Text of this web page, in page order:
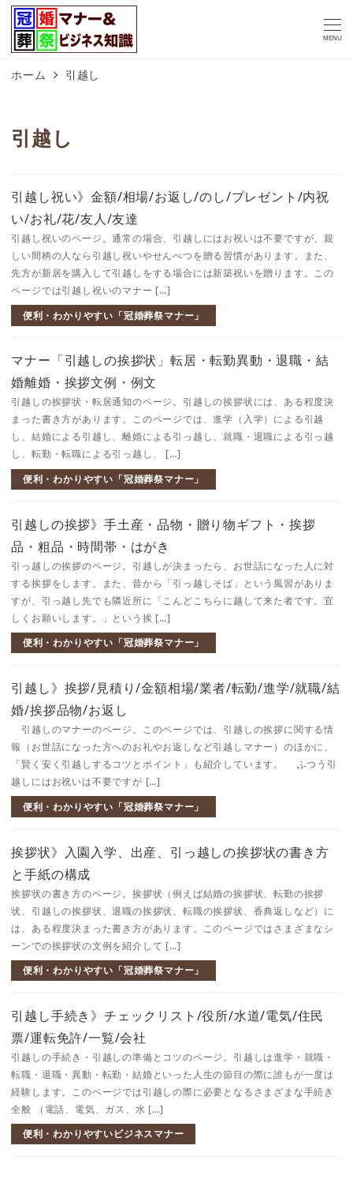
MENU
ホーム 引越し
引越し
引越し祝い》金額/相場/お返し/のし/プレゼント/内祝
い/お礼/花/友人/友達
引越し祝いのページ。通常の場合、引越しにはお祝いは不要ですが、親
しい間柄の人なら引越し祝いやせんべつを贈る習慣があります。また、
先方が新居を購入して引越しをする場合には新築祝いを贈ります。この
ページでは引越し祝いのマナー […]
便利・わかりやすい「冠婚葬祭マナー」
マナー「引越しの挨拶状」転居・転勤異動・退職・結
婚離婚・挨拶文例・例文
引越しの挨拶状・転居通知のページ。引越しの挨拶状には、ある程度決
まった書き方があります。このページでは、進学（入学）による引越
し、結婚による引越し、離婚による引っ越し、就職・退職による引っ越
し、転勤・転職による引っ越し、 […]
便利・わかりやすい「冠婚葬祭マナー」
引越しの挨拶》手土産・品物・贈り物ギフト・挨拶
品・粗品・時間帯・はがき
引っ越しの挨拶のページ。引越しが決まったら、お世話になった人に対
する挨拶をします。また、昔から「引っ越しそば」という風習がありま
すが、引っ越し先でも隣近所に「こんどこちらに越して来た者です。宜
しくお願いします。」という挨 […]
便利・わかりやすい「冠婚葬祭マナー」
引越し》挨拶/見積り/金額相場/業者/転勤/進学/就職/結
婚/挨拶品物/お返し
引越しのマナーのページ。このページでは、引越しの挨拶に関する情
報（お世話になった方へのお礼やお返しなど引越しマナー）のほかに、
「賢く安く引越しするコツとポイント」も紹介しています。 ふつう引
越しにはお祝いは不要ですが […]
便利・わかりやすい「冠婚葬祭マナー」
挨拶状》入園入学、出産、引っ越しの挨拶状の書き方
と手紙の構成
挨拶状の書き方のページ。挨拶状（例えば結婚の挨拶状、転勤の挨拶
状、引越しの挨拶状、退職の挨拶状、転職の挨拶状、香典返しなど）に
は、ある程度決まった書き方があります。このページではさまざまなシ
ーンでの挨拶状の文例を紹介して […]
便利・わかりやすい「冠婚葬祭マナー」
引越し手続き》チェックリスト/役所/水道/電気/住民
票/運転免許/一覧/会社
引越しの手続き・引越しの準備とコツのページ。引越しは進学・就職・
転職・退職・異動・転勤・結婚といった人生の節目の際に誰もが一度は
経験します。このページでは引越しの際に必要となるさまざまな手続き
全般 （電話、電気、ガス、水 […]
便利・わかりやすいビジネスマナー